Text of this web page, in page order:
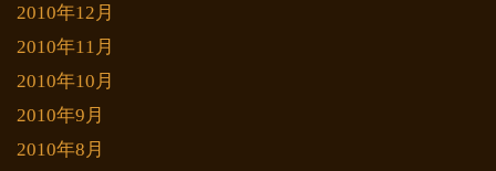
2010年12月
2010年11月
2010年10月
2010年9月
2010年8月